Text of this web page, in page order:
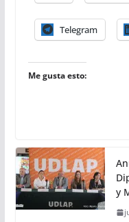
Telegram
Me gusta esto:
y